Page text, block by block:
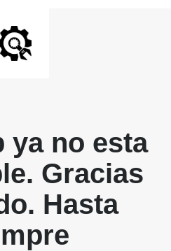
ya no esta
Gracias
Hasta